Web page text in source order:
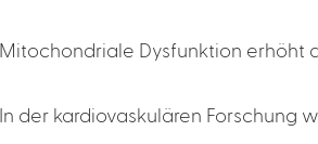
Mitochondriale Dysfunktion erhöht
In der kardiovaskulären Forschung